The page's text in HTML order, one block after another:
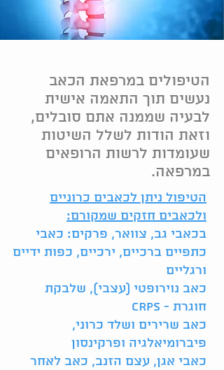
הטיפולים במרפאת הכאב
נעשים תוך התאמה אישית
לבעיה שממנה אתם סובלים,
וזאת הודות לשלל השיטות
שעומדות לרשות הרופאים
במרפאה.
הטיפול ניתן לכאבים כרוניים
ולכאבים חזקים שמקורם:
בכאבי גב, צוואר, פרקים: כאבי
כתפיים ברכיים, ירכיים, כפות ידיים
ורגליים
כאב נוירופטי (עצבי), שלבקת
חוגרת - CRPS
כאב שרירים ושלד כרוני,
פיברומיאלגיה ופרקינסון
כאבי אגן, עצם הזנב, כאב לאחר